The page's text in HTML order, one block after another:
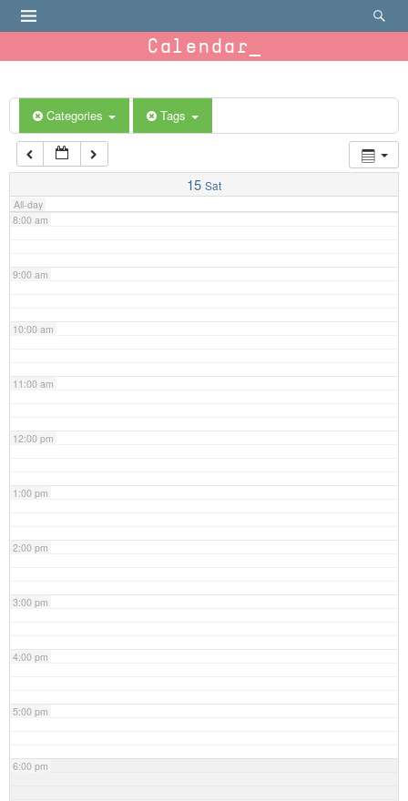
Calendar
Categories Tags
15 Sat
All-day
6:00 am
7:00 am
8:00 am
9:00 am
10:00 am
11:00 am
12:00 pm
1:00 pm
2:00 pm
3:00 pm
4:00 pm
5:00 pm
6:00 pm